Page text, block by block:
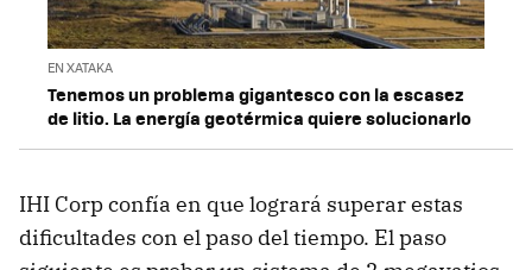
EN XATAKA
Tenemos un problema gigantesco con la escasez
de litio. La energía geotérmica quiere solucionarlo
IHI Corp confía en que logrará superar estas
dificultades con el paso del tiempo. El paso